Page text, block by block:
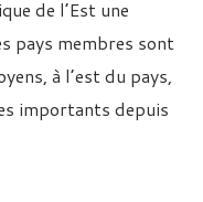
de l’Est une
pays membres sont
à l’est du pays,
importants depuis